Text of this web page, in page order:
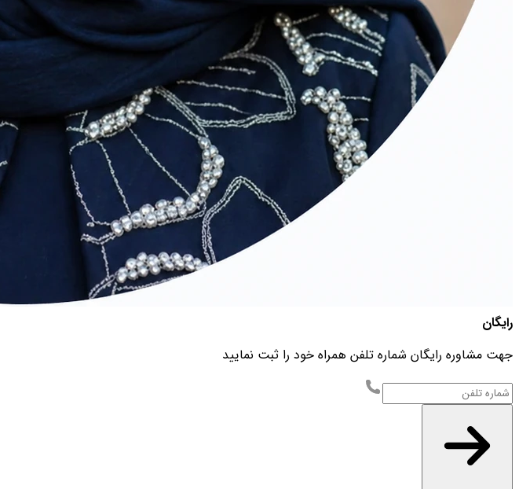
رایگان
جهت مشاوره رایگان شماره تلفن همراه خود را ثبت نمایید